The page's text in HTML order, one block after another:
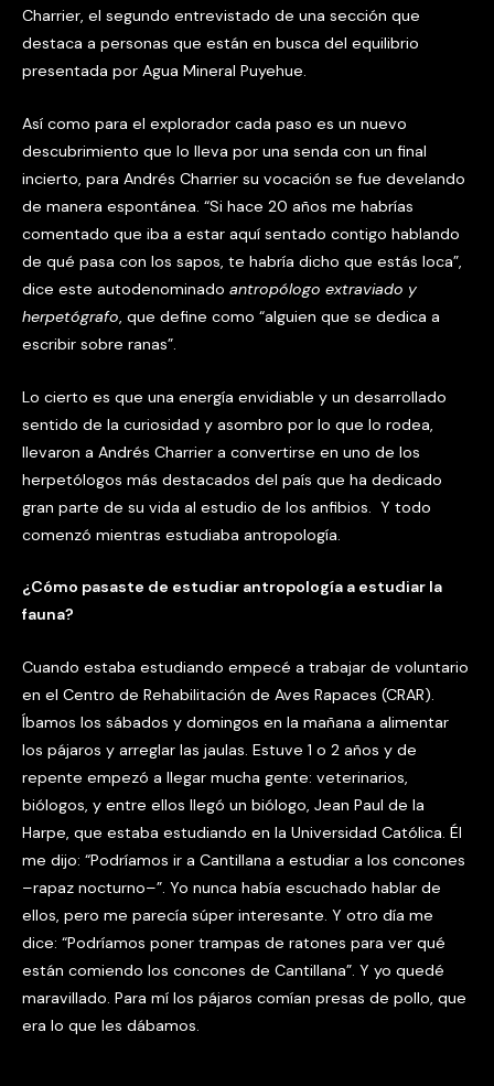
Charrier, el segundo entrevistado de una sección que
destaca a personas que están en busca del equilibrio
presentada por Agua Mineral Puyehue.
Así como para el explorador cada paso es un nuevo
descubrimiento que lo lleva por una senda con un final
incierto, para Andrés Charrier su vocación se fue develando
de manera espontánea. “Si hace 20 años me habrías
comentado que iba a estar aquí sentado contigo hablando
de qué pasa con los sapos, te habría dicho que estás loca”,
dice este autodenominado antropólogo extraviado y
herpetógrafo, que define como “alguien que se dedica a
escribir sobre ranas”.
Lo cierto es que una energía envidiable y un desarrollado
sentido de la curiosidad y asombro por lo que lo rodea,
llevaron a Andrés Charrier a convertirse en uno de los
herpetólogos más destacados del país que ha dedicado
gran parte de su vida al estudio de los anfibios. Y todo
comenzó mientras estudiaba antropología.
¿Cómo pasaste de estudiar antropología a estudiar la
fauna?
Cuando estaba estudiando empecé a trabajar de voluntario
en el Centro de Rehabilitación de Aves Rapaces (CRAR).
Íbamos los sábados y domingos en la mañana a alimentar
los pájaros y arreglar las jaulas. Estuve 1 o 2 años y de
repente empezó a llegar mucha gente: veterinarios,
biólogos, y entre ellos llegó un biólogo, Jean Paul de la
Harpe, que estaba estudiando en la Universidad Católica. Él
me dijo: “Podríamos ir a Cantillana a estudiar a los concones
–rapaz nocturno–”. Yo nunca había escuchado hablar de
ellos, pero me parecía súper interesante. Y otro día me
dice: “Podríamos poner trampas de ratones para ver qué
están comiendo los concones de Cantillana”. Y yo quedé
maravillado. Para mí los pájaros comían presas de pollo, que
era lo que les dábamos.